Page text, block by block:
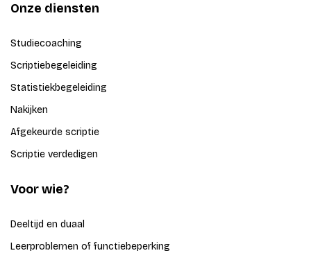
Onze diensten
Studiecoaching
Scriptiebegeleiding
Statistiekbegeleiding
Nakijken
Afgekeurde scriptie
Scriptie verdedigen
Voor wie?
Deeltijd en duaal
Leerproblemen of functiebeperking